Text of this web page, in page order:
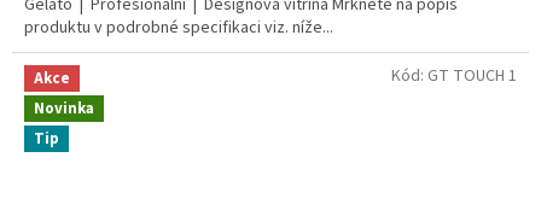
produktu v podrobné specifikaci viz. níže...
Akce
Novinka
Tip
Kód: GT TOUCH 1